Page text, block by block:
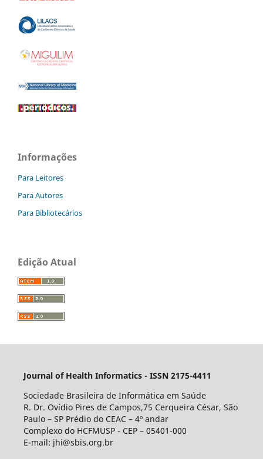
Informações
Para Leitores
Para Autores
Para Bibliotecários
Edição Atual
Journal of Health Informatics - ISSN 2175-4411
Sociedade Brasileira de Informática em Saúde
R. Dr. Ovídio Pires de Campos,75 Cerqueira César, São
Paulo – SP Prédio do CEAC – 4º andar
Complexo do HCFMUSP - CEP – 05401-000
E-mail: jhi@sbis.org.br